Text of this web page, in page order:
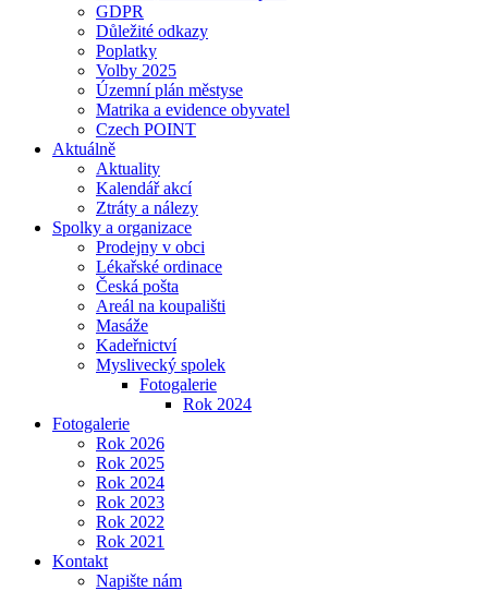
GDPR
Důležité odkazy
Poplatky
Volby 2025
Územní plán městyse
Matrika a evidence obyvatel
Czech POINT
Aktuálně
Aktuality
Kalendář akcí
Ztráty a nálezy
Spolky a organizace
Prodejny v obci
Lékařské ordinace
Česká pošta
Areál na koupališti
Masáže
Kadeřnictví
Myslivecký spolek
Fotogalerie
Rok 2024
Fotogalerie
Rok 2026
Rok 2025
Rok 2024
Rok 2023
Rok 2022
Rok 2021
Kontakt
Napište nám